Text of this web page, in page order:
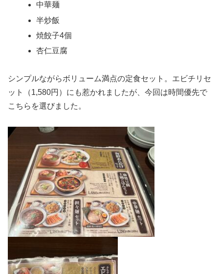
中華麺
半炒飯
焼餃子4個
杏仁豆腐
シンプルながらボリューム満点の定食セット。エビチリセ
ット（1,580円）にも惹かれましたが、今回は時間優先で
こちらを選びました。